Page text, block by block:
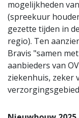
mogelijkheden
(spreekuur
gezette tijden in
regio). Ten
Bravis "samen
aanbieders van
ziekenhuis, zeker